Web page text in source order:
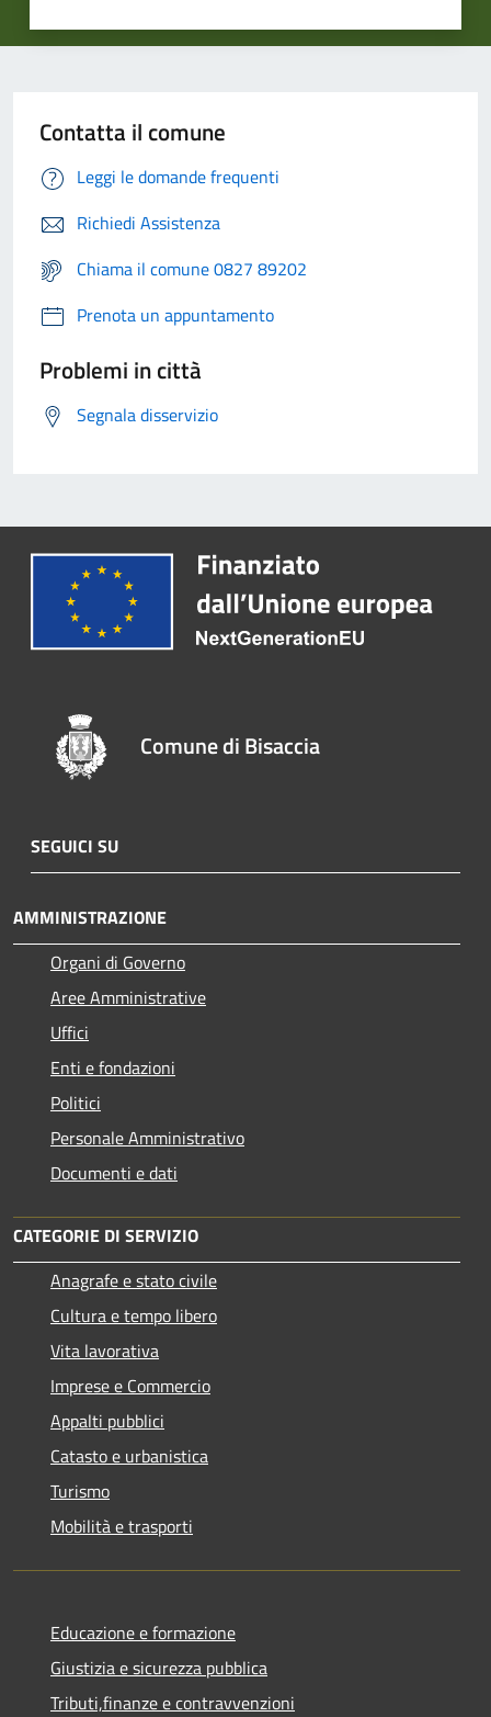
Contatta il comune
Leggi le domande frequenti
Richiedi Assistenza
Chiama il comune 0827 89202
Prenota un appuntamento
Problemi in città
Segnala disservizio
Comune di Bisaccia
SEGUICI SU
AMMINISTRAZIONE
Organi di Governo
Aree Amministrative
Uffici
Enti e fondazioni
Politici
Personale Amministrativo
Documenti e dati
CATEGORIE DI SERVIZIO
Anagrafe e stato civile
Cultura e tempo libero
Vita lavorativa
Imprese e Commercio
Appalti pubblici
Catasto e urbanistica
Turismo
Mobilità e trasporti
Educazione e formazione
Giustizia e sicurezza pubblica
Tributi,finanze e contravvenzioni